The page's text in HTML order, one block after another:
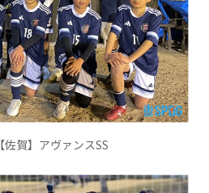
【佐賀】アヴァンスSS